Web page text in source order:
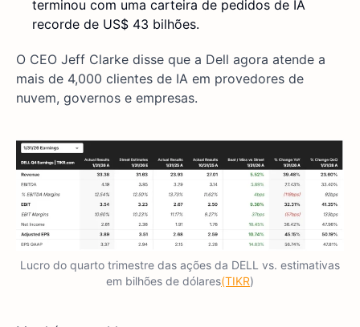
terminou com uma carteira de pedidos de IA
recorde de US$ 43 bilhões.
O CEO Jeff Clarke disse que a Dell agora atende a
mais de 4,000 clientes de IA em provedores de
nuvem, governos e empresas.
Lucro do quarto trimestre das ações da DELL vs. estimativas
em bilhões de dólares(TIKR)